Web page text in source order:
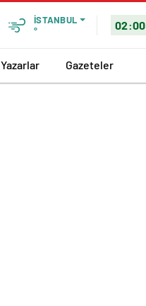
İSTANBUL
°
02:00
Yazarlar Gazeteler